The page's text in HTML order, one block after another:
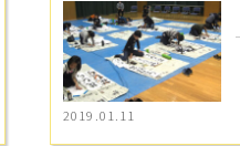
2019.01.11